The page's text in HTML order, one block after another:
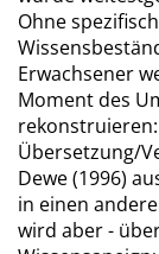
Ohne
Erwachsener
Moment des
Übersetzung/
Dewe (1996)
in einen
wird aber -